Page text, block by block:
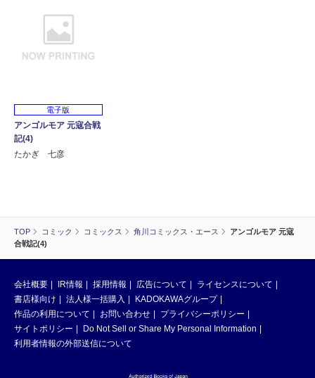
TOP コミック コミックス 角川コミックス・エース
アンゴルモア 元寇
合戦記(4)
電子版
アンゴルモア 元寇合戦
記(4)
たかぎ 七彦
会社概要 IR情報 採用情報 広告について
ライセンスについて
書店様向け
法人様一括購入
KADOKAWAグループ
作品の利用について
お問い合わせ
プライバシーポリシー
サイトポリシー
Do Not Sell or Share My Personal Information
利用者情報の外部送信について